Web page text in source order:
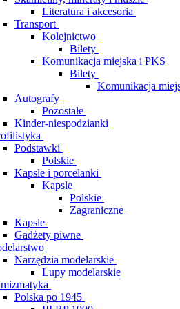
Literatura i akcesoria
Transport
Kolejnictwo
Bilety
Komunikacja miejska i PKS
Bilety
Komunikacja
Autografy
Pozostałe
Kinder-niespodzianki
Podstawki
Polskie
Kapsle i porcelanki
Kapsle
Polskie
Zagraniczne
Kapsle
Gadżety piwne
Narzędzia modelarskie
Lupy modelarskie
Polska po 1945